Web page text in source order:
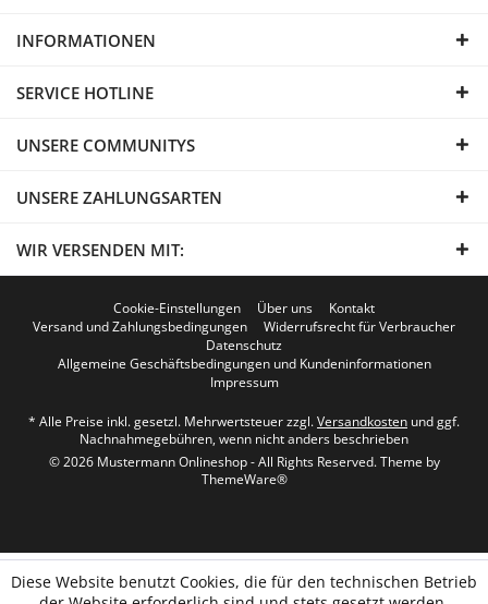
INFORMATIONEN
SERVICE HOTLINE
UNSERE COMMUNITYS
UNSERE ZAHLUNGSARTEN
WIR VERSENDEN MIT:
Cookie-Einstellungen Über uns
Kontakt
Versand und Zahlungsbedingungen
Widerrufsrecht für Verbraucher
Datenschutz
Allgemeine Geschäftsbedingungen und Kundeninformationen
Impressum
* Alle Preise inkl. gesetzl. Mehrwertsteuer zzgl.Versandkosten und ggf.
Nachnahmegebühren, wenn nicht anders beschrieben
© 2026 Mustermann Onlineshop - All Rights Reserved. Theme by
ThemeWare®
Diese Website benutzt Cookies, die für den technischen Betrieb